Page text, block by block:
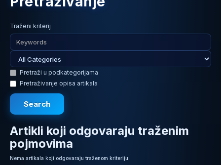
Traženi kriterij
Pretraži u podkategorijama
Pretraživanje opisa artikala
Artikli koji odgovaraju traženim
pojmovima
Nema artikala koji odgovaraju traženom kriteriju.